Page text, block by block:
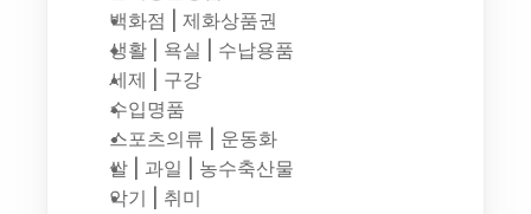
백화점 | 제화상품권
생활 | 욕실 | 수납용품
세제 | 구강
수입명품
스포츠의류 | 운동화
쌀 | 과일 | 농수축산물
악기 | 취미